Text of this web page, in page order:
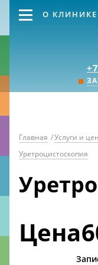
О КЛИНИКЕ
Главная /Услуги и
Уретроцистоскопия
Цена